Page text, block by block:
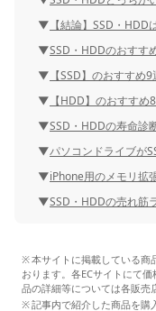
【結論】SSD・
SSD・HDDのおすす
【SSD】のおすすめ9
【HDD】のおすすめ
SSD・HDDの寿命診
パソコンドライブが
iPhone用のメモリ拡
SSD・HDDの売れ筋
本サイトに掲載している商
おります。各ECサイトにて
品の詳細等については各販売
記事内で紹介した商品を購